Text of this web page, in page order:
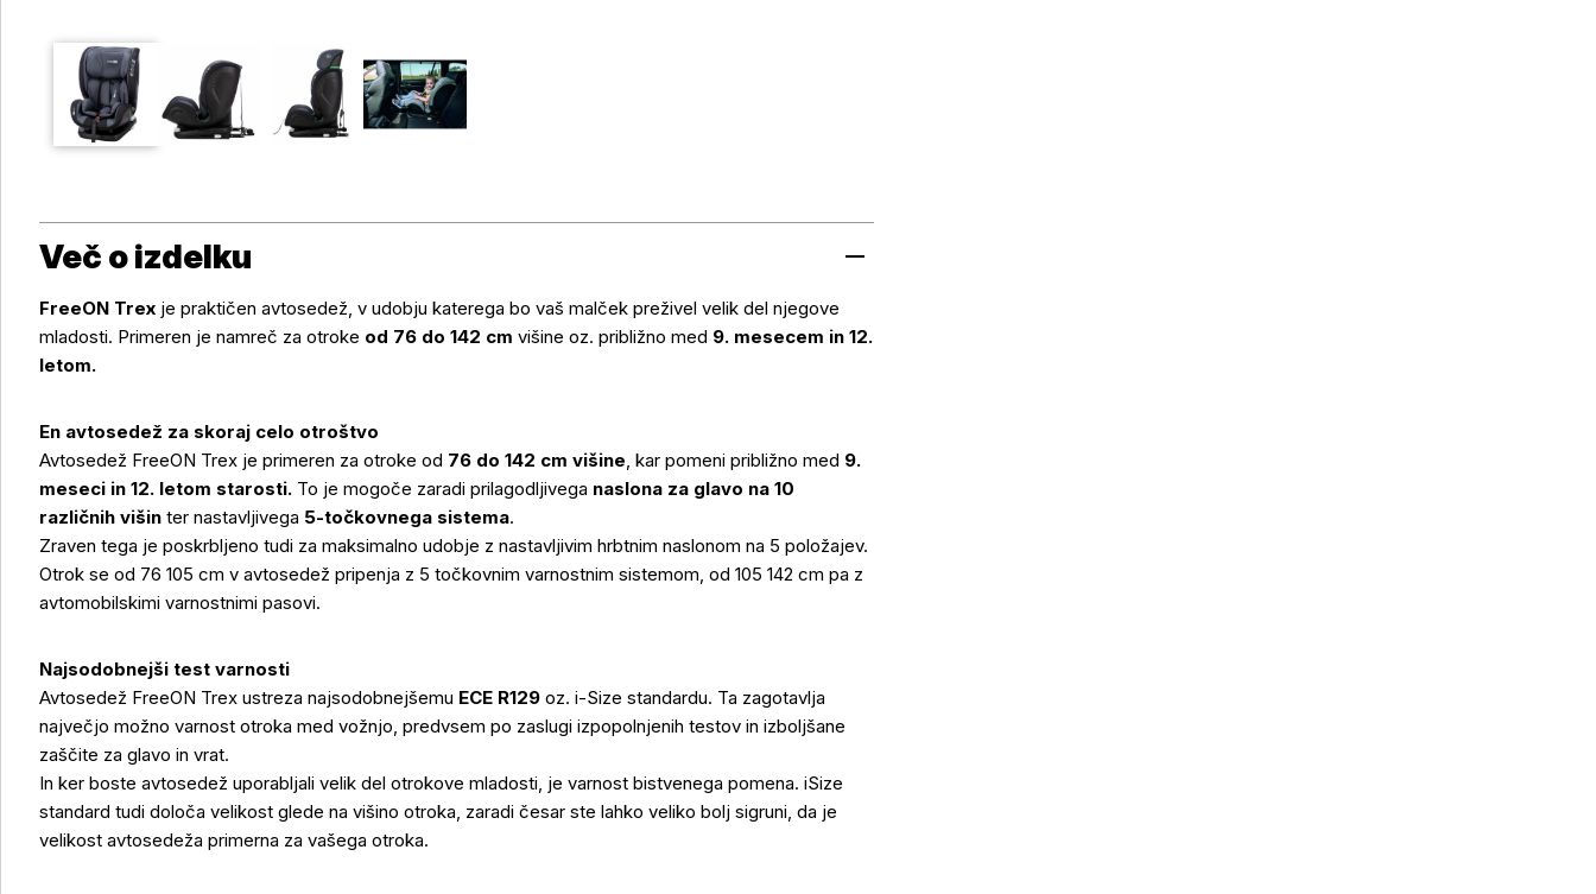
Več o izdelku
FreeON Trex je praktičen avtosedež, v udobju katerega bo vaš malček preživel velik del njegove
mladosti. Primeren je namreč za otroke od 76 do 142 cm višine oz. približno med 9. mesecem in 12.
letom.
En avtosedež za skoraj celo otroštvo
Avtosedež FreeON Trex je primeren za otroke od 76 do 142 cm višine, kar pomeni približno med 9.
meseci in 12. letom starosti. To je mogoče zaradi prilagodljivega naslona za glavo na 10
različnih višin ter nastavljivega 5-točkovnega sistema.
Zraven tega je poskrbljeno tudi za maksimalno udobje z nastavljivim hrbtnim naslonom na 5 položajev.
Otrok se od 76 105 cm v avtosedež pripenja z 5 točkovnim varnostnim sistemom, od 105 142 cm pa z
avtomobilskimi varnostnimi pasovi.
Najsodobnejši test varnosti
Avtosedež FreeON Trex ustreza najsodobnejšemu ECE R129 oz. i-Size standardu. Ta zagotavlja
največjo možno varnost otroka med vožnjo, predvsem po zaslugi izpopolnjenih testov in izboljšane
zaščite za glavo in vrat.
In ker boste avtosedež uporabljali velik del otrokove mladosti, je varnost bistvenega pomena. iSize
standard tudi določa velikost glede na višino otroka, zaradi česar ste lahko veliko bolj sigruni, da je
velikost avtosedeža primerna za vašega otroka.